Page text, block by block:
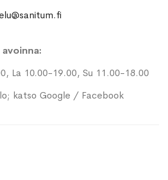
La 10.00-19.00, Su 11.00-18.00
katso Google / Facebook